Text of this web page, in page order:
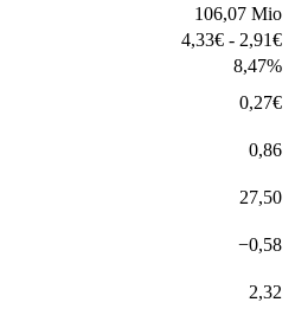
106,07 Mio
4,33€ - 2,91€
8,47%
0,27€
0,86
27,50
−0,58
2,32